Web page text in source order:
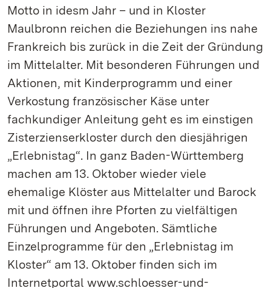
Motto in idesm Jahr – und in Kloster
Maulbronn reichen die Beziehungen ins nahe
Frankreich bis zurück in die Zeit der Gründung
im Mittelalter. Mit besonderen Führungen und
Aktionen, mit Kinderprogramm und einer
Verkostung französischer Käse unter
fachkundiger Anleitung geht es im einstigen
Zisterzienserkloster durch den diesjährigen
„Erlebnistag“. In ganz Baden-Württemberg
machen am 13. Oktober wieder viele
ehemalige Klöster aus Mittelalter und Barock
mit und öffnen ihre Pforten zu vielfältigen
Führungen und Angeboten. Sämtliche
Einzelprogramme für den „Erlebnistag im
Kloster“ am 13. Oktober finden sich im
Internetportal www.schloesser-und-